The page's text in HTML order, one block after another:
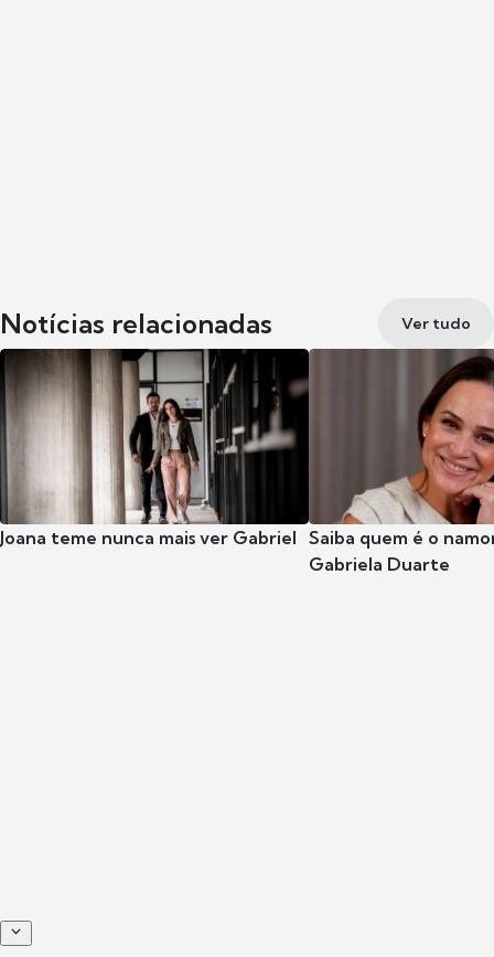
Notícias relacionadas Ver tudo
Joana teme nunca mais ver Gabriel Saiba quem é o
Gabriela Duarte